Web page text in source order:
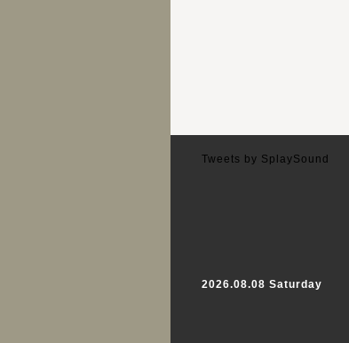
Tweets by SplaySound
2026.08.08 Saturday